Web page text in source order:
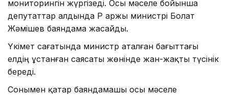
мониторингін жүргізеді. Осы мәселе бойынша
депутаттар алдында ҚР Қаржы министрі Болат
Жәмішев баяндама жасайды.
Үкімет сағатында министр аталған бағыттағы
елдің ұстанған саясаты жөнінде жан-жақты түсінік
береді.
Сонымен қатар баяндамашы осы мәселе